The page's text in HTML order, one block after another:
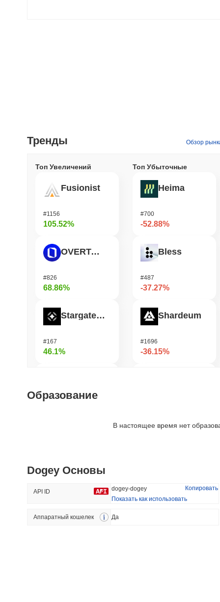
Тренды Обзор
Топ Увеличений
Fusionist
#1156
105.52%
OVERTAKE
#826
68.86%
Stargate Finance
#167
46.1%
#374
38.61%
Топ Убыточные
Heima
#700
-52.88%
Bless
#487
-37.27%
Shardeum
#1696
-36.15%
Трендовый
Образование
В настоящее время нет
Dogey Основы
API ID dogey-dogey
Копировать
Показать как использовать
Аппаратный кошелек Да